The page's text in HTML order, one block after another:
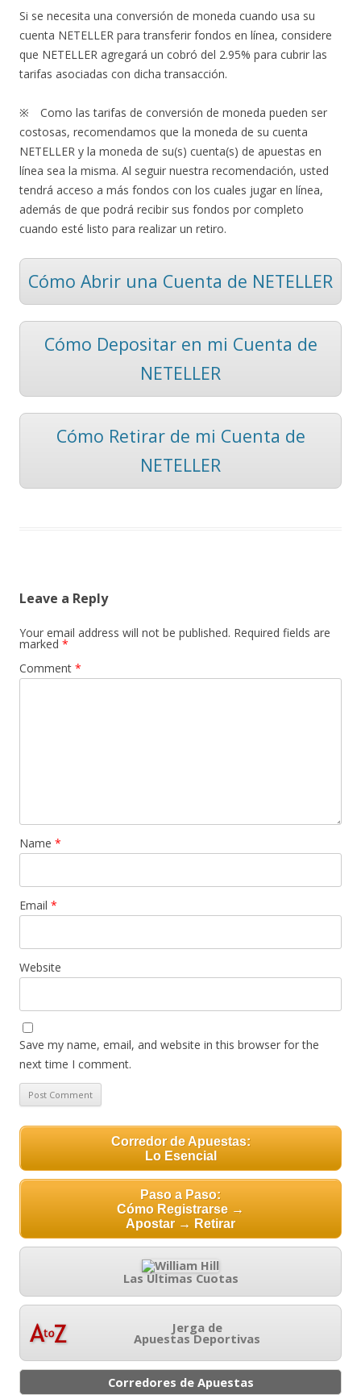
Si se necesita una conversión de moneda cuando usa su
cuenta NETELLER para transferir fondos en línea, considere
que NETELLER agregará un cobró del 2.95% para cubrir las
tarifas asociadas con dicha transacción.
※ Como las tarifas de conversión de moneda pueden ser
costosas, recomendamos que la moneda de su cuenta
NETELLER y la moneda de su(s) cuenta(s) de apuestas en
línea sea la misma. Al seguir nuestra recomendación, usted
tendrá acceso a más fondos con los cuales jugar en línea,
además de que podrá recibir sus fondos por completo
cuando esté listo para realizar un retiro.
Cómo Abrir una Cuenta de NETELLER
Cómo Depositar en mi Cuenta de
NETELLER
Cómo Retirar de mi Cuenta de
NETELLER
Leave a Reply
Your email address will not be published. Required fields are
marked *
Comment *
Name *
Email *
Website
Save my name, email, and website in this browser for the
next time I comment.
Corredor de Apuestas:
Lo Esencial
Paso a Paso:
Cómo Registrarse →
Apostar → Retirar
Las Últimas Cuotas
Jerga de
Apuestas Deportivas
Corredores de Apuestas